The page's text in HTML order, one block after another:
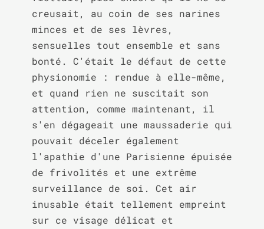
creusait, au coin de ses narines
minces et de ses lèvres,
sensuelles tout ensemble et sans
bonté. C'était le défaut de cette
physionomie : rendue à elle-même,
et quand rien ne suscitait son
attention, comme maintenant, il
s'en dégageait une maussaderie qui
pouvait déceler également
l'apathie d'une Parisienne épuisée
de frivolités et une extrême
surveillance de soi. Cet air
inusable était tellement empreint
sur ce visage délicat et